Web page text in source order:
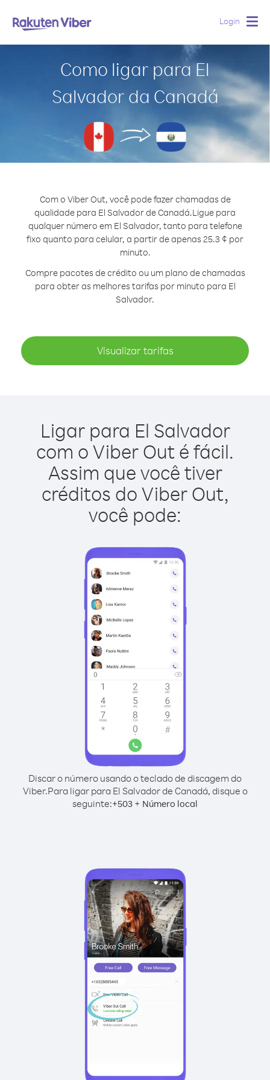
Login
Como ligar para El
Salvador da Canadá
Com o Viber Out, você pode fazer chamadas de
qualidade para El Salvador de Canadá.Ligue para
qualquer número em El Salvador, tanto para telefone
fixo quanto para celular, a partir de apenas 25.3 ¢ por
minuto.
Compre pacotes de crédito ou um plano de chamadas
para obter as melhores tarifas por minuto para El
Salvador.
Visualizar tarifas
Ligar para El Salvador
com o Viber Out é fácil.
Assim que você tiver
créditos do Viber Out,
você pode:
Discar o número usando o teclado de discagem do
Viber.Para ligar para El Salvador de Canadá, disque o
seguinte:+503 + Número local